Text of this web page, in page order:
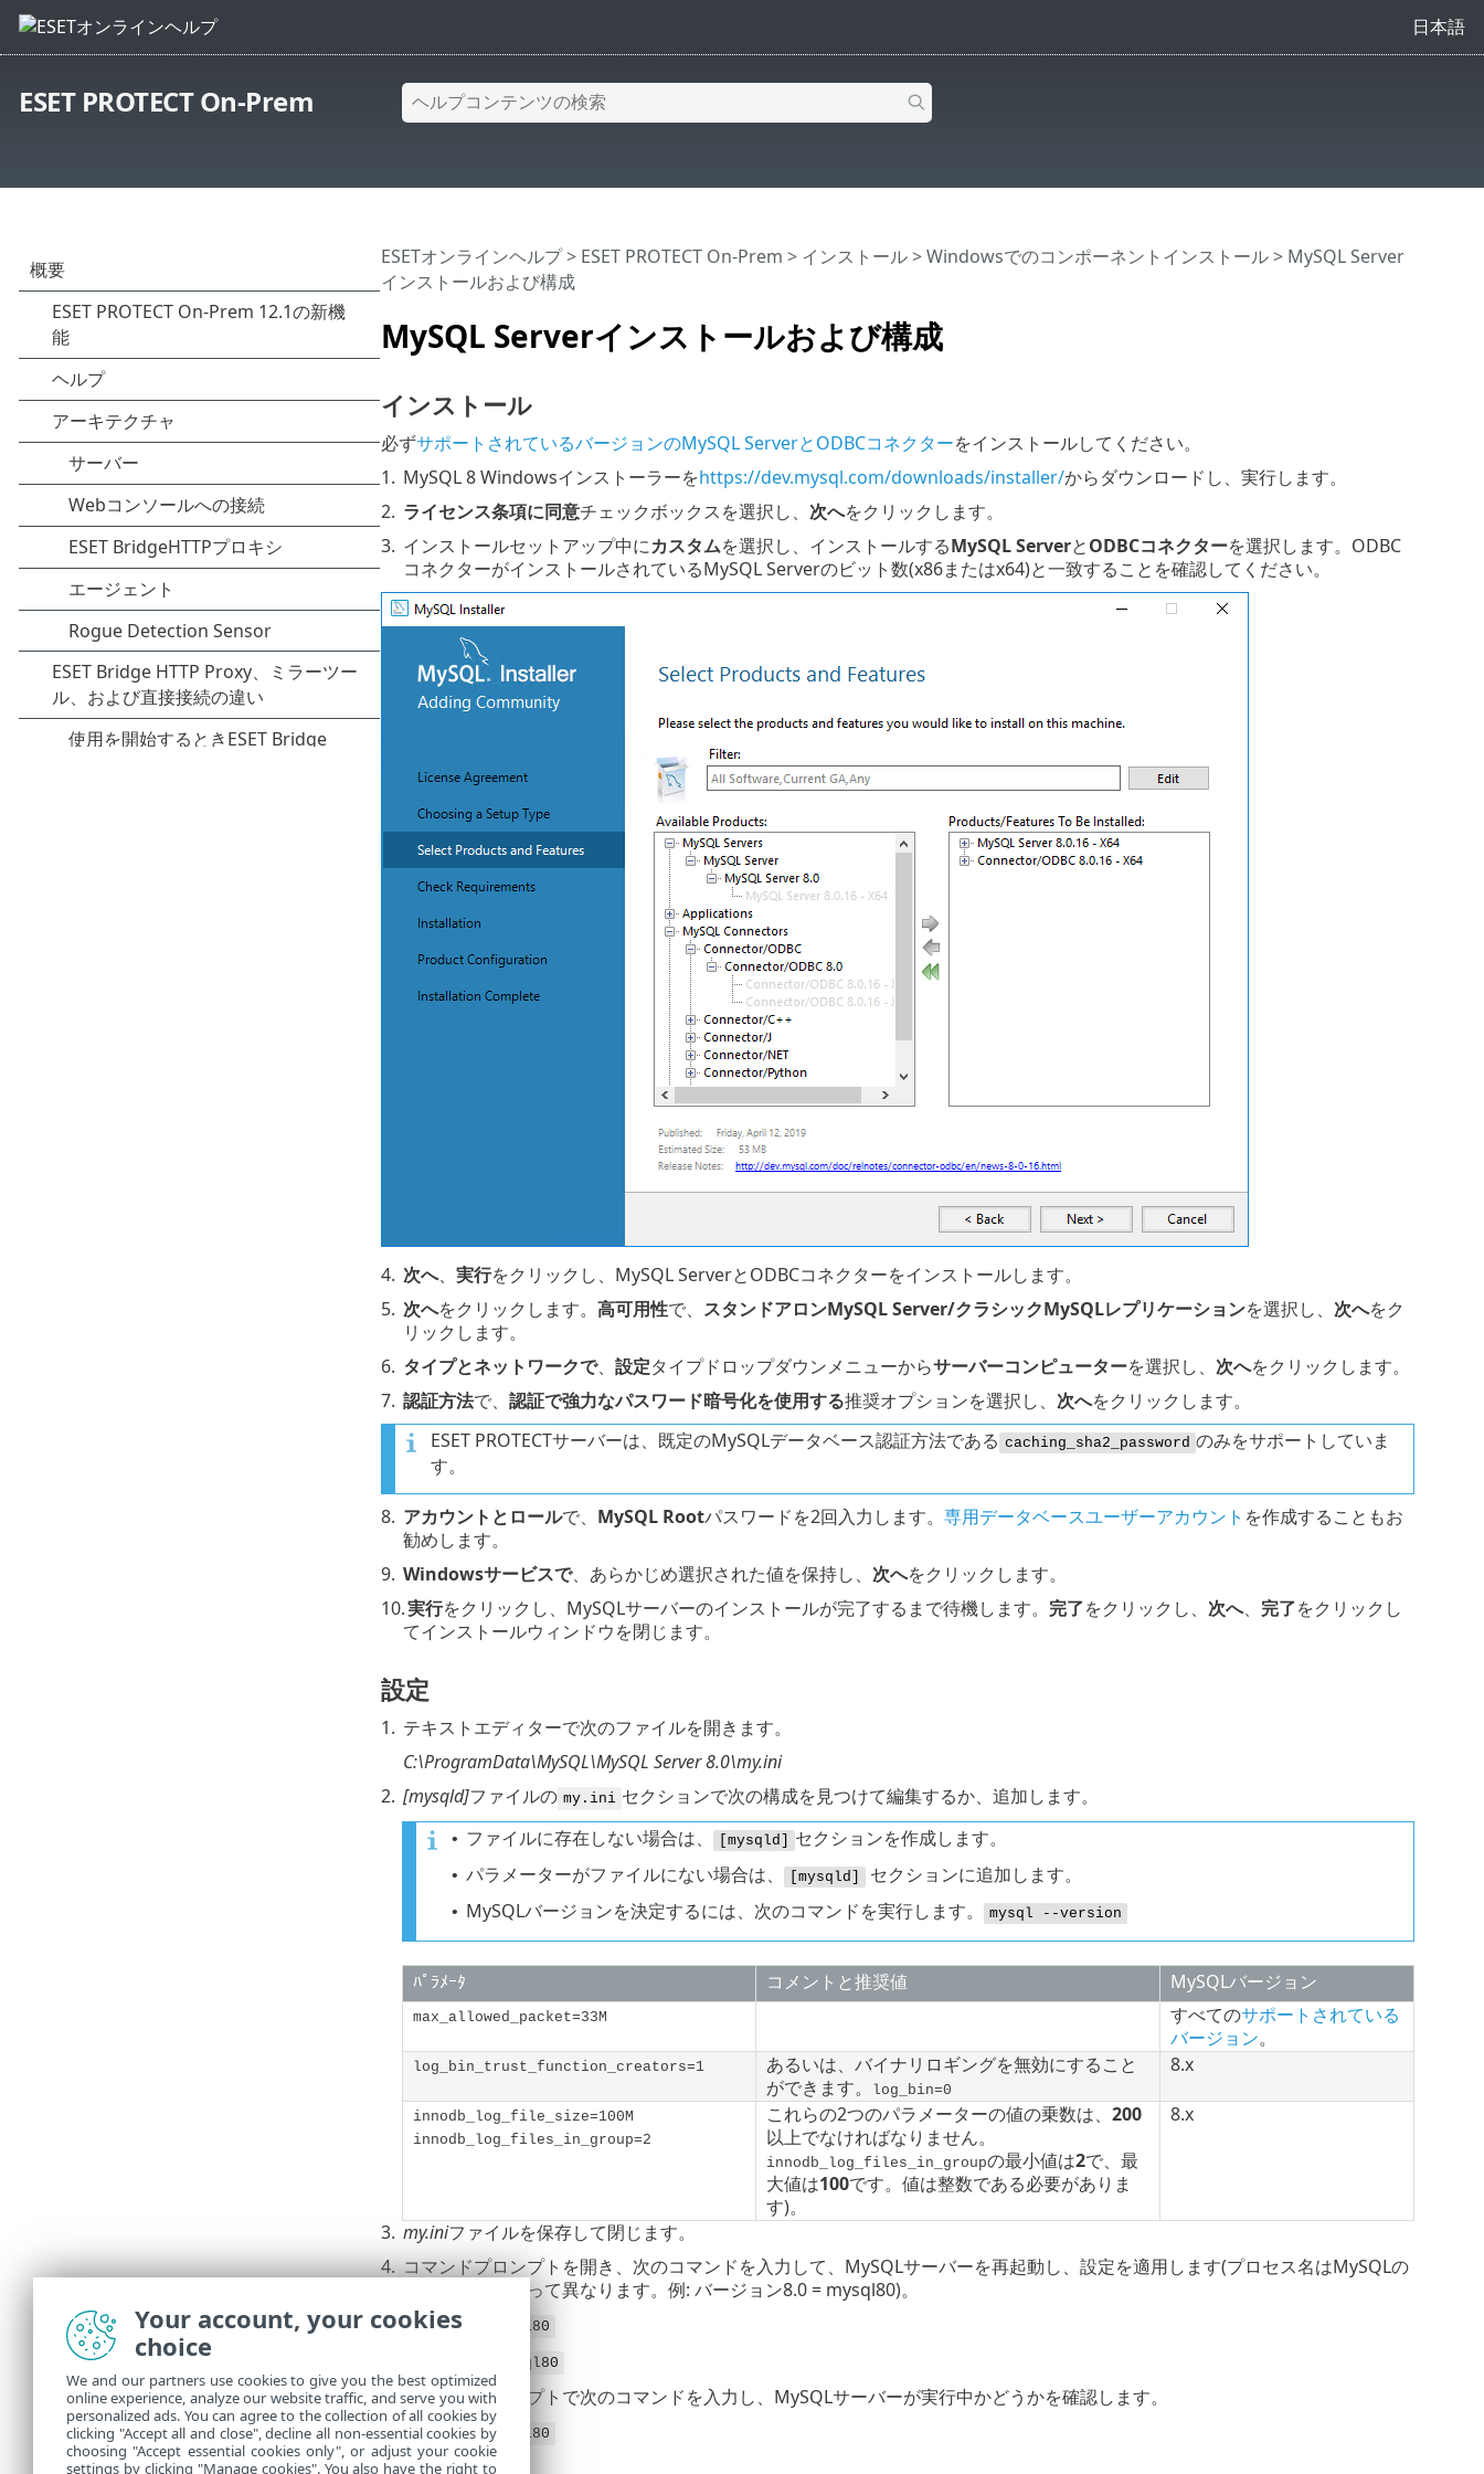
日本語
ESET PROTECT On-Prem
MySQL Serverインストールおよび構成
ESETオンラインヘルプ> ESET PROTECT On-Prem > インストール>Windowsでのコンポーネントインストール> MySQL Server
インストールおよび構成
インストール
必ずサポートされているバージョンのMySQL ServerとODBCコネクターをインストールしてください。
1. MySQL 8 Windowsインストーラーをhttps://dev.mysql.com/downloads/installer/からダウンロードし、実行します。
2. ライセンス条項に同意チェックボックスを選択し、 次へをクリックします。
3. インストールセットアップ中にカスタムを選択し、インストールするMySQL ServerとODBCコネクターを選択します。ODBC
コネクターがインストールされているMySQL Serverのビット数(x86またはx64)と一致することを確認してください。
4. 次へ、 実行をクリックし、MySQL ServerとODBCコネクターをインストールします。
5. 次へをクリックします。 高可用性で、 スタンドアロンMySQL Server/クラシックMySQLレプリケーションを選択し、 次へをク
リックします。
6. タイプとネットワークで、 設定タイプドロップダウンメニューからサーバーコンピューターを選択し、 次へをクリックします。
7. 認証方法で、 認証で強力なパスワード暗号化を使用する推奨オプションを選択し、 次へをクリックします。
ESET PROTECTサーバーは、既定のMySQLデータベース認証方法である caching_sha2_password のみをサポートしていま
す。
8. アカウントとロールで、 MySQL Rootパスワードを2回入力します。 専用データベースユーザーアカウント を作成することもお
勧めします。
9. Windowsサービスで、あらかじめ選択された値を保持し、 次へをクリックします。
10.実行をクリックし、MySQLサーバーのインストールが完了するまで待機します。 完了をクリックし、 次へ、 完了をクリックし
てインストールウィンドウを閉じます。
設定
1. テキストエディターで次のファイルを開きます。
C:\ProgramData\MySQL\MySQL Server 8.0\my.ini
2. [mysqld]ファイルの my.ini セクションで次の構成を見つけて編集するか、追加します。
• ファイルに存在しない場合は、 [mysqld] セクションを作成します。
• パラメーターがファイルにない場合は、 [mysqld] セクションに追加します。
• MySQLバージョンを決定するには、次のコマンドを実行します。 mysql --version
ﾊﾟﾗﾒｰﾀ コメントと推奨値 MySQLバージョン
max_allowed_packet=33M すべてのサポートされている
バージョン。
log_bin_trust_function_creators=1
あるいは、バイナリロギングを無効にすること
ができます。
log_bin=0
8.x
innodb_log_file_size=100M
innodb_log_files_in_group=2
これらの2つのパラメーターの値の乗数は、 200
以上でなければなりません。
innodb_log_files_in_groupの最小値は2で、最
大値は100です。値は整数である必要がありま
す)。
8.x
3. my.iniファイルを保存して閉じます。
4. コマンドプロンプトを開き、次のコマンドを入力して、MySQLサーバーを再起動し、設定を適用します(プロセス名はMySQLの
バージョンによって異なります。例: バージョン8.0 = mysql80)。
net stop mysql80
net start mysql80
5. コマンドプロンプトで次のコマンドを入力し、MySQLサーバーが実行中かどうかを確認します。
sc query mysql80
Your account, your cookies
choice
We and our partners use cookies to give you the best optimized
online experience, analyze our website traffic, and serve you with
personalized ads. You can agree to the collection of all cookies by
clicking "Accept all and close", decline all non-essential cookies by
choosing "Accept essential cookies only", or adjust your cookie
settings by clicking "Manage cookies". You also have the right to